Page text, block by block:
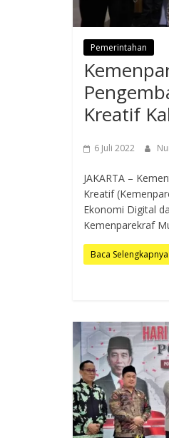
Pemerintahan
Kreatif
6 Juli 2022
JAKARTA –
Kreatif
Ekonomi Digital
Kemenparekraf
Baca Selengkapnya